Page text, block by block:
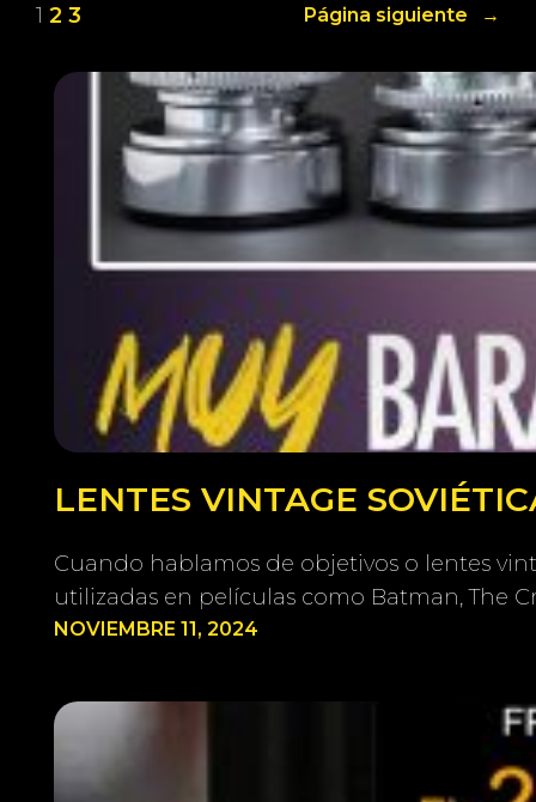
1 2 3 Página siguiente →
LENTES VINTAGE
Cuando hablamos de objetivos o lentes
utilizadas en películas como Batman, The
NOVIEMBRE 11, 2024